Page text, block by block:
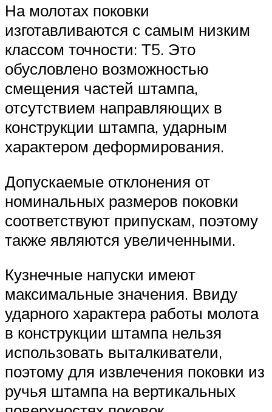
На молотах поковки
изготавливаются с самым низким
классом точности: Т5. Это
обусловлено возможностью
смещения частей штампа,
отсутствием направляющих в
конструкции штампа, ударным
характером деформирования.
Допускаемые отклонения от
номинальных размеров поковки
соответствуют припускам, поэтому
также являются увеличенными.
Кузнечные напуски имеют
максимальные значения. Ввиду
ударного характера работы молота
в конструкции штампа нельзя
использовать выталкиватели,
поэтому для извлечения поковки из
ручья штампа на вертикальных